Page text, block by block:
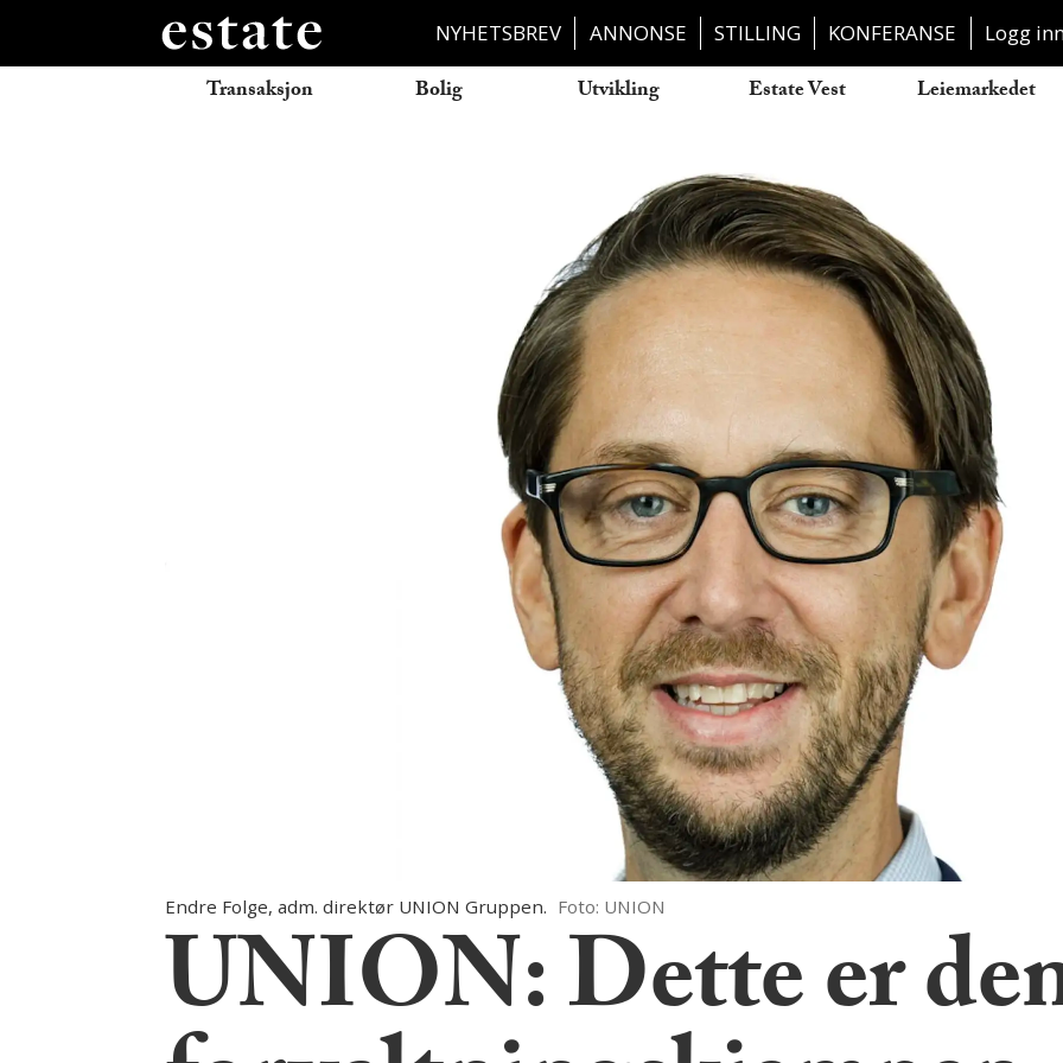
NYHETSBREV ANNONSE STILLING KONFERANSE Logg
Transaksjon Bolig Utvikling Estate Vest Leiemarkedet
Endre Folge, adm. direktør UNION Gruppen. Foto: UNION
UNION: Dette er